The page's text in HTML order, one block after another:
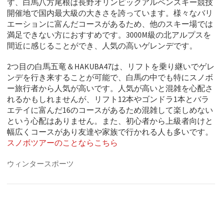
開催地で国内最大級の大きさを誇っています。様々なバリ
エーションに富んだコースがあるため、他のスキー場では
満足できない方におすすめです。3000M級の北アルプスを
間近に感じることができ、人気の高いゲレンデです。
2つ目の白馬五竜＆HAKUBA47は、リフトを乗り継いでゲレ
ンデを行き来することが可能で、白馬の中でも特にスノボ
ー旅行者から人気が高いです。人気が高いと混雑を心配さ
れるかもしれませんが、リフト12本やゴンドラ1本とバラ
エテイに富んだ16のコースがあるため混雑して楽しめない
という心配はありません。また、初心者から上級者向けと
幅広くコースがあり友達や家族で行かれる人も多いです。
スノボツアーのことならこちら
ウィンタースポーツ